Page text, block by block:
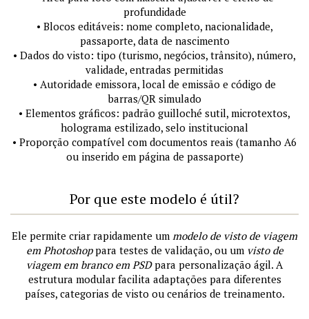
profundidade
• Blocos editáveis: nome completo, nacionalidade,
passaporte, data de nascimento
• Dados do visto: tipo (turismo, negócios, trânsito), número,
validade, entradas permitidas
• Autoridade emissora, local de emissão e código de
barras/QR simulado
• Elementos gráficos: padrão guilloché sutil, microtextos,
holograma estilizado, selo institucional
• Proporção compatível com documentos reais (tamanho A6
ou inserido em página de passaporte)
Por que este modelo é útil?
Ele permite criar rapidamente um modelo de visto de viagem
em Photoshoppara testes de validação, ou um visto de
viagem em branco em PSDpara personalização ágil. A
estrutura modular facilita adaptações para diferentes
países, categorias de visto ou cenários de treinamento.